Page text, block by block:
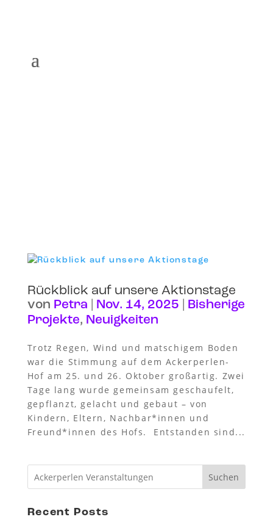
Rückblick auf unsere Aktionstage
von Petra Nov. 14, 2025
Bisherige
Projekte, Neuigkeiten
Trotz Regen, Wind und matschigem Boden
war die Stimmung auf dem Ackerperlen-
Hof am 25. und 26. Oktober großartig. Zwei
Tage lang wurde gemeinsam geschaufelt,
gepflanzt, gelacht und gebaut – von
Kindern, Eltern, Nachbar*innen und
Freund*innen des Hofs. Entstanden sind...
Suchen
Recent Posts